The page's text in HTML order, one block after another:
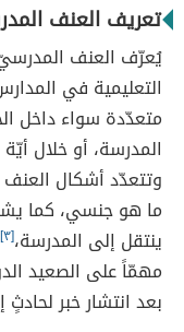
تعريف العنف
يُعرّف العنف
التعليمية في
متعدّدة سواء داخل
المدرسة، أو خلال
وتتعدّد أشكال
ما هو جنسي، كما
ينتقل إلى المدرسة،[٣]
مهمّاً على الصعيد
بعد انتشار خبر